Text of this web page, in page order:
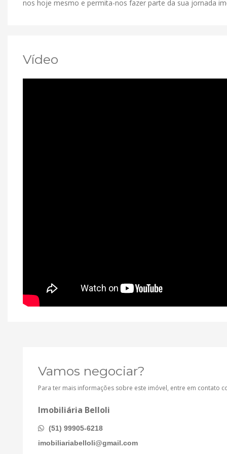
nos hoje mesmo e permita-nos fazer parte da sua jornada
Vídeo
Vamos negociar?
Para ter mais informações sobre este imóvel, entre em contato
Imobiliária Belloli
(51) 99905-6218
imobiliariabelloli@gmail.com